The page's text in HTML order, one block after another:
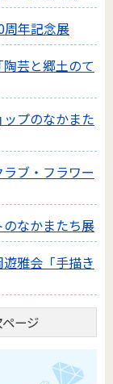
周年記念展
芸と郷土のて
ップのなかまた
ブ・フラワー
のなかまたち展
雅会「手描き
ージ